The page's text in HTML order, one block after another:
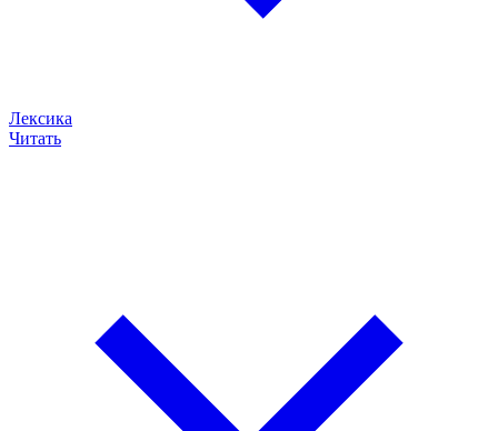
Лексика
Читать